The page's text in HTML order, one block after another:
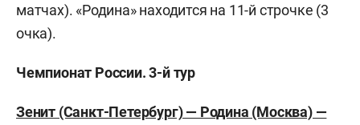
матчах). «Родина» находится на 11-й строчке (3
очка).
Чемпионат России. 3-й тур
Зенит (Санкт-Петербург) — Родина (Москва) —